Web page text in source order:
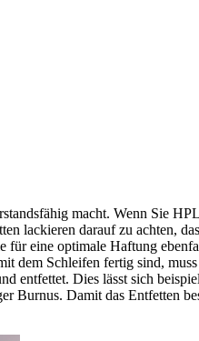
macht. Wenn Sie
lackieren darauf zu achten,
eine optimale Haftung
dem Schleifen fertig sind,
entfettet. Dies lässt sich
Burnus. Damit das Entfetten